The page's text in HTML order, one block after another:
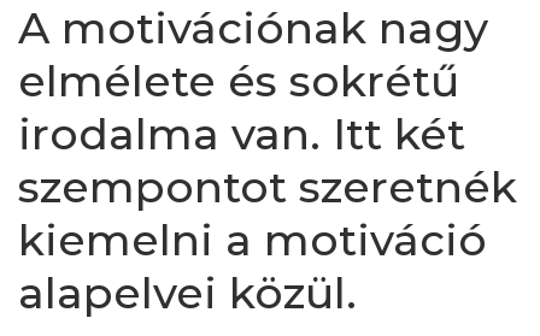
A motivációnak nagy
elmélete és sokrétű
irodalma van. Itt két
szempontot szeretnék
kiemelni a motiváció
alapelvei közül.